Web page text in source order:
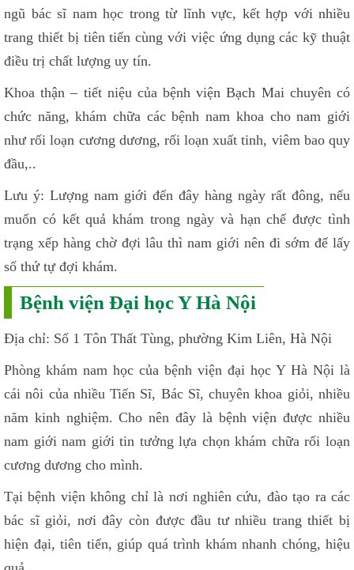
ngũ bác sĩ nam học trong từ lĩnh vực, kết hợp với nhiều
trang thiết bị tiên tiến cùng với việc ứng dụng các kỹ thuật
điều trị chất lượng uy tín.
Khoa thận – tiết niệu của bệnh viện Bạch Mai chuyên có
chức năng, khám chữa các bệnh nam khoa cho nam giới
như rối loạn cương dương, rối loạn xuất tinh, viêm bao quy
đầu,..
Lưu ý: Lượng nam giới đến đây hàng ngày rất đông, nếu
muốn có kết quả khám trong ngày và hạn chế được tình
trạng xếp hàng chờ đợi lâu thì nam giới nên đi sớm để lấy
số thứ tự đợi khám.
Bệnh viện Đại học Y Hà Nội
Địa chỉ: Số 1 Tôn Thất Tùng, phường Kim Liên, Hà Nội
Phòng khám nam học của bệnh viện đại học Y Hà Nội là
cái nôi của nhiều Tiến Sĩ, Bác Sĩ, chuyên khoa giỏi, nhiều
năm kinh nghiệm. Cho nên đây là bệnh viện được nhiều
nam giới nam giới tin tưởng lựa chọn khám chữa rối loạn
cương dương cho mình.
Tại bệnh viện không chỉ là nơi nghiên cứu, đào tạo ra các
bác sĩ giỏi, nơi đây còn được đầu tư nhiều trang thiết bị
hiện đại, tiên tiến, giúp quá trình khám nhanh chóng, hiệu